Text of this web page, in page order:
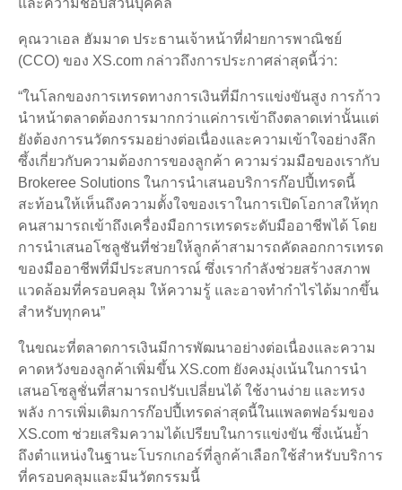
คุณวาเอล ฮัมมาด ประธานเจ้าหน้าที่ฝ่ายการพาณิชย์
(CCO) ของ XS.com กล่าวถึงการประกาศล่าสุดนี้ว่า:
“ในโลกของการเทรดทางการเงินที่มีการแข่งขันสูง การก้าว
นำหน้าตลาดต้องการมากกว่าแค่การเข้าถึงตลาดเท่านั้นแต่
ยังต้องการนวัตกรรมอย่างต่อเนื่องและความเข้าใจอย่างลึก
ซึ้งเกี่ยวกับความต้องการของลูกค้า ความร่วมมือของเรากับ
Brokeree Solutions ในการนำเสนอบริการก๊อปปี้เทรดนี้
สะท้อนให้เห็นถึงความตั้งใจของเราในการเปิดโอกาสให้ทุก
คนสามารถเข้าถึงเครื่องมือการเทรดระดับมืออาชีพได้ โดย
การนำเสนอโซลูชันที่ช่วยให้ลูกค้าสามารถคัดลอกการเทรด
ของมืออาชีพที่มีประสบการณ์ ซึ่งเรากำลังช่วยสร้างสภาพ
แวดล้อมที่ครอบคลุม ให้ความรู้ และอาจทำกำไรได้มากขึ้น
สำหรับทุกคน”
ในขณะที่ตลาดการเงินมีการพัฒนาอย่างต่อเนื่องและความ
คาดหวังของลูกค้าเพิ่มขึ้น XS.com ยังคงมุ่งเน้นในการนำ
เสนอโซลูชั่นที่สามารถปรับเปลี่ยนได้ ใช้งานง่าย และทรง
พลัง การเพิ่มเติมการก๊อปปี้เทรดล่าสุดนี้ในแพลตฟอร์มของ
XS.com ช่วยเสริมความได้เปรียบในการแข่งขัน ซึ่งเน้นย้ำ
ถึงตำแหน่งในฐานะโบรกเกอร์ที่ลูกค้าเลือกใช้สำหรับบริการ
ที่ครอบคลุมและมีนวัตกรรมนี้